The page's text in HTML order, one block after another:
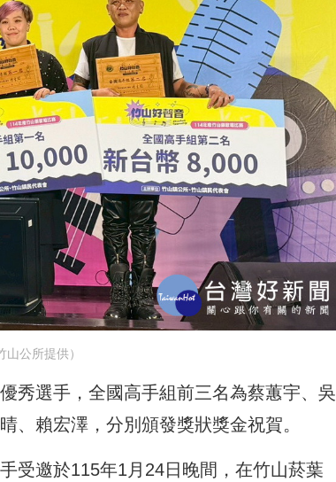
公所提供）
秀選手，全國高手組前三名為蔡蕙宇、吳
、賴宏澤，分別頒發獎狀獎金祝賀。
受邀於115年1月24日晚間，在竹山菸葉